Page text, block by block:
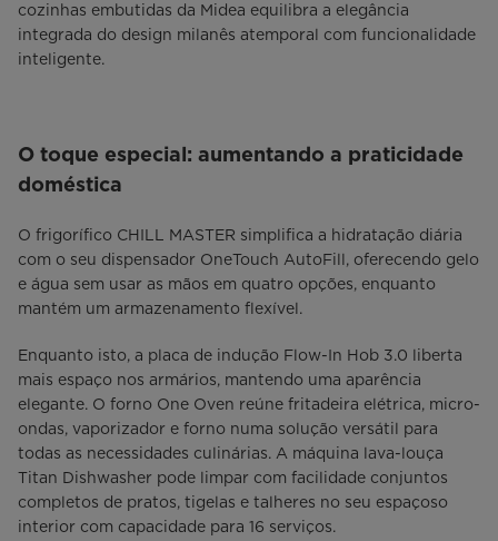
cozinhas embutidas da Midea equilibra a elegância
integrada do design milanês atemporal com funcionalidade
inteligente.
O toque especial: aumentando a praticidade
doméstica
O frigorífico CHILL MASTER simplifica a hidratação diária
com o seu dispensador OneTouch AutoFill, oferecendo gelo
e água sem usar as mãos em quatro opções, enquanto
mantém um armazenamento flexível.
Enquanto isto, a placa de indução Flow-In Hob 3.0 liberta
mais espaço nos armários, mantendo uma aparência
elegante. O forno One Oven reúne fritadeira elétrica, micro-
ondas, vaporizador e forno numa solução versátil para
todas as necessidades culinárias. A máquina lava-louça
Titan Dishwasher pode limpar com facilidade conjuntos
completos de pratos, tigelas e talheres no seu espaçoso
interior com capacidade para 16 serviços.